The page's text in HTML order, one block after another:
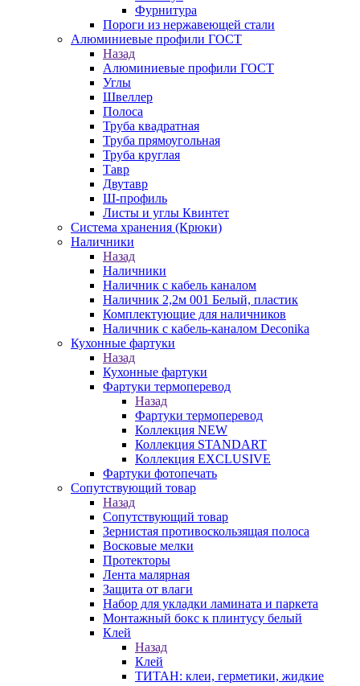
Фурнитура
Пороги из нержавеющей стали
Алюминиевые профили ГОСТ
Назад
Алюминиевые профили ГОСТ
Углы
Швеллер
Полоса
Труба квадратная
Труба прямоугольная
Труба круглая
Тавр
Двутавр
Ш-профиль
Листы и углы Квинтет
Система хранения (Крюки)
Наличники
Назад
Наличники
Наличник с кабель каналом
Наличник 2,2м 001 Белый, пластик
Комплектующие для наличников
Наличник с кабель-каналом Deconika
Кухонные фартуки
Назад
Кухонные фартуки
Фартуки термоперевод
Назад
Фартуки термоперевод
Коллекция NEW
Коллекция STANDART
Коллекция EXCLUSIVE
Фартуки фотопечать
Сопутствующий товар
Назад
Сопутствующий товар
Зернистая противоскользящая полоса
Восковые мелки
Протекторы
Лента малярная
Защита от влаги
Набор для укладки ламината и паркета
Монтажный бокс к плинтусу белый
Клей
Назад
Клей
ТИТАН: клеи, герметики, жидкие